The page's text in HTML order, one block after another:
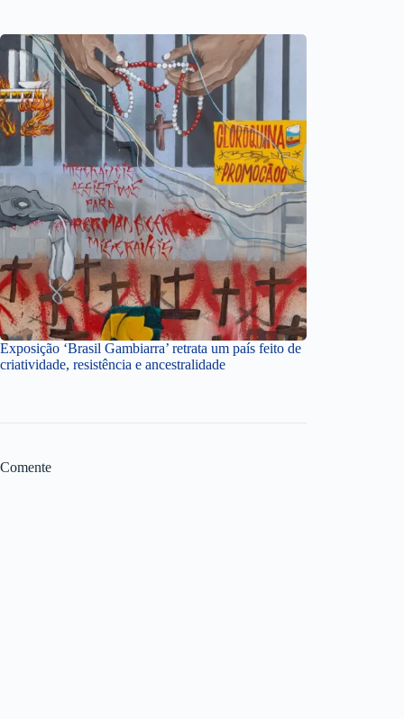
Exposição ‘Brasil Gambiarra’ retrata um país feito de
criatividade, resistência e ancestralidade
Comente